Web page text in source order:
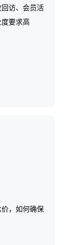
访、会员活
要求高
，如何确保